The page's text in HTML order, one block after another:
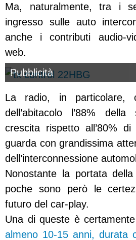
Ma, naturalmente, tra i
ingresso sulle auto
anche i contributi audio-
web.
Pubblicità
La radio, in particolare,
dell’abitacolo l’88%
crescita rispetto all’80%
guarda con grandissima
dell’interconnessione
Nonostante la portata
poche sono però le
futuro del car-play.
Una di queste è certamente
almeno 10-15 anni, durata